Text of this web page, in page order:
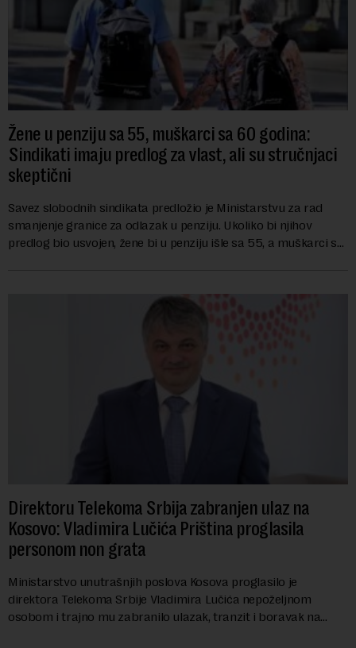
Žene u penziju sa 55, muškarci sa 60 godina:
Sindikati imaju predlog za vlast, ali su stručnjaci
skeptični
Savez slobodnih sindikata predložio je Ministarstvu za rad
smanjenje granice za odlazak u penziju. Ukoliko bi njihov
predlog bio usvojen, žene bi u penziju išle sa 55, a muškarci sa
Direktoru Telekoma Srbija zabranjen ulaz na
Kosovo: Vladimira Lučića Priština proglasila
personom non grata
Ministarstvo unutrašnjih poslova Kosova proglasilo je
direktora Telekoma Srbije Vladimira Lučića nepoželjnom
osobom i trajno mu zabranilo ulazak, tranzit i boravak na